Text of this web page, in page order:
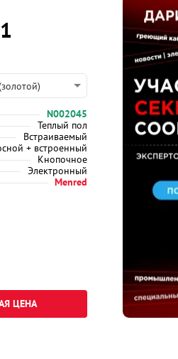
N002045
Теплый пол
Встраиваемый
+ встроенный
Кнопочное
Электронный
Menred
ЦЕНА